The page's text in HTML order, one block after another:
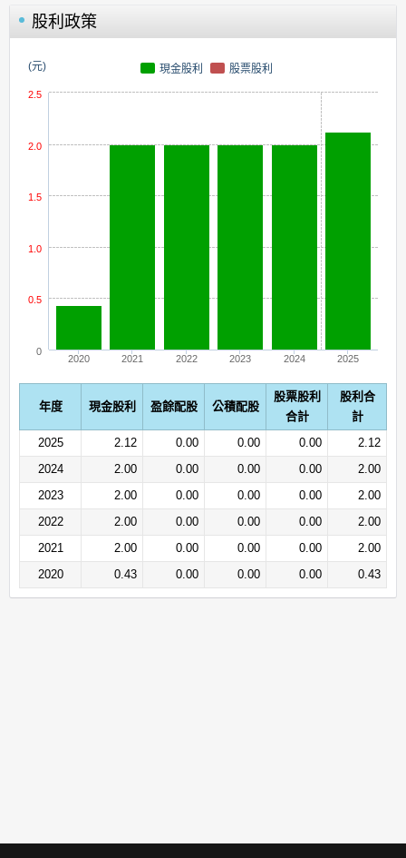
股利政策
(元) 現金股利 股票股利
2020 2021 2022 2023 2024 2025
0
0.5
1.0
1.5
2.0
2.5
年度 現金股利 盈餘配股 公積配股
股票股利
合計
股利合
計
2025
2.12 0.00 0.00 0.00
2.12
2024
2.00 0.00 0.00 0.00
2.00
2023
2.00 0.00 0.00 0.00
2.00
2022
2.00 0.00 0.00 0.00
2.00
2021
2.00 0.00 0.00 0.00
2.00
2020
0.43 0.00 0.00 0.00 0.43